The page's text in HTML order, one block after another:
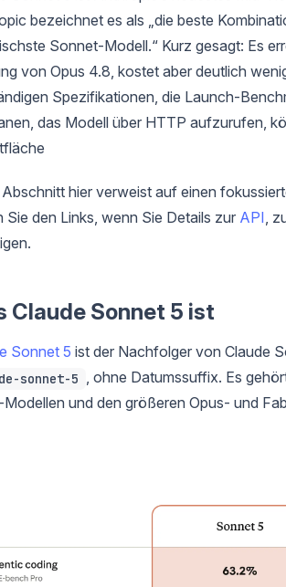
bezeichnet es als „die beste
Sonnet-Modell.“ Kurz gesagt: Es
von Opus 4.8, kostet aber deutlich
Spezifikationen, die Launch-
das Modell über HTTP aufzurufen,
hier verweist auf einen
Sie den Links, wenn Sie Details zur API ,
Claude Sonnet 5 ist
Sonnet 5 ist der Nachfolger von Claude
sonnet-5
, ohne Datumssuffix. Es
Modellen und den größeren Opus- und